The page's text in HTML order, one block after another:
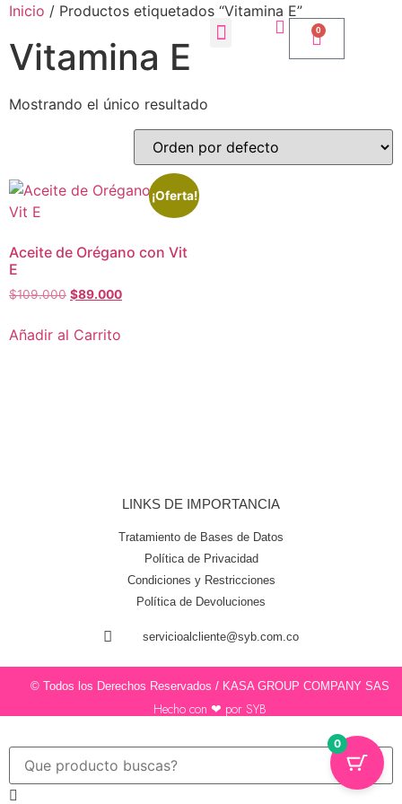
0
Inicio / Productos etiquetados “Vitamina E”
Vitamina E
Mostrando el único resultado
¡Oferta!
Aceite de Orégano con Vit
E
$109.000 $89.000
Añadir al Carrito
LINKS DE IMPORTANCIA
Tratamiento de Bases de Datos
Política de Privacidad
Condiciones y Restricciones
Política de Devoluciones
servicioalcliente@syb.com.co
© Todos los Derechos Reservados / KASA GROUP COMPANY SAS
Hecho con ❤ por SYB
0